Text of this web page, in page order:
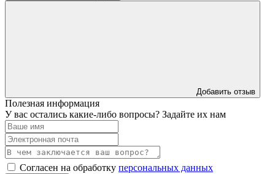
Добавить отзыв
Полезная информация
У вас остались какие-либо вопросы? Задайте их нам
Согласен на обработку персональных данных